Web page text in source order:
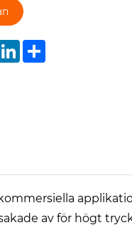
LinkedIn
Share
av för högt